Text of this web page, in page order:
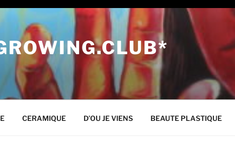
CERAMIQUE D’OU JE VIENS BEAUTE PLASTIQUE